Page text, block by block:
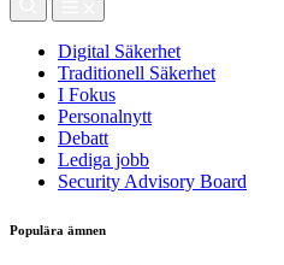
Digital Säkerhet
Traditionell Säkerhet
I Fokus
Personalnytt
Debatt
Lediga jobb
Security Advisory Board
Populära ämnen